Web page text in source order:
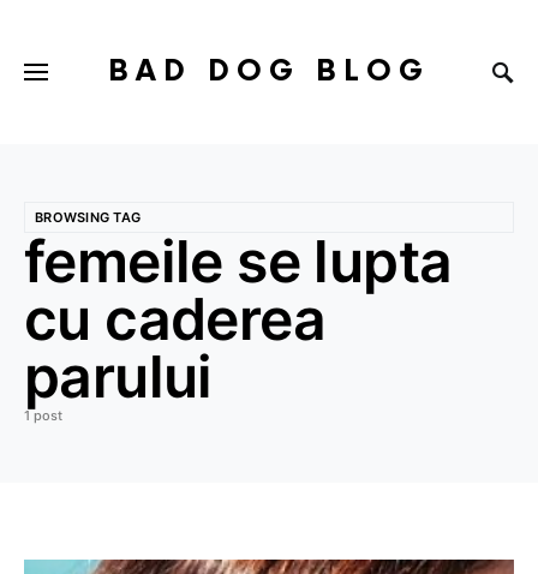
BAD DOG BLOG
BROWSING TAG
femeile se lupta
cu caderea
parului
1 post